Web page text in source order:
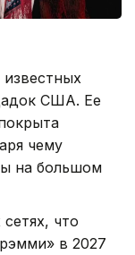
США. Ее
чему
на большом
что
в 2027